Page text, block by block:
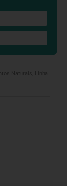
Naturais
Linha